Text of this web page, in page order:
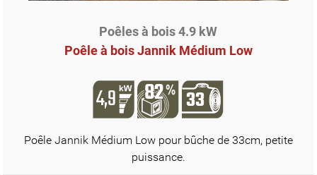
Poêles à bois 4.9 kW
Poêle à bois Jannik Médium Low
Poêle Jannik Médium Low pour bûche de 33cm, petite
puissance.